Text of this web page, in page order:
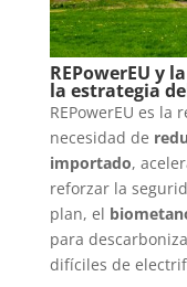
REPowerEU y
la estrategia
REPowerEU es la
necesidad de
importado,
reforzar la
plan, el
para
difíciles de